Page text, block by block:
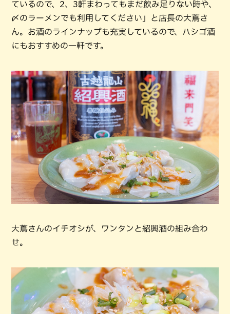
ているので、2、3軒まわってもまだ飲み足りない時や、
〆のラーメンでも利用してください」と店長の大蔦さ
ん。お酒のラインナップも充実しているので、ハシゴ酒
にもおすすめの一軒です。
大蔦さんのイチオシが、ワンタンと紹興酒の組み合わ
せ。